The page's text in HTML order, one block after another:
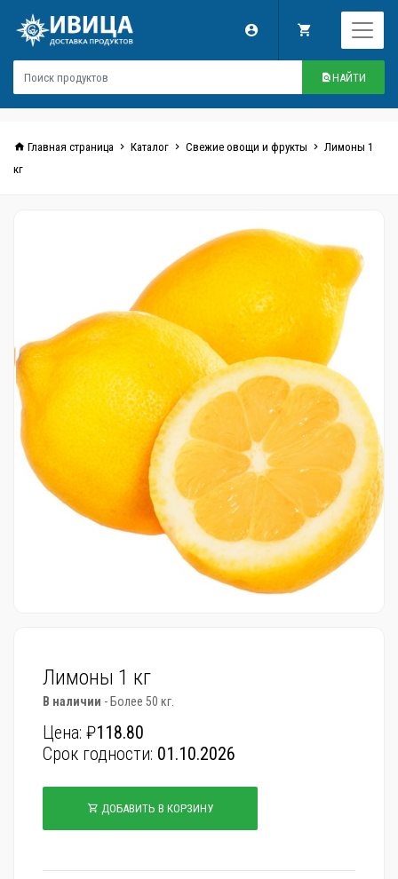
НАЙТИ
Главная страница Каталог Свежие овощи и фрукты
Лимоны 1
кг
Лимоны 1 кг
В наличии - Более 50 кг.
Цена: ₽118.80
Срок годности: 01.10.2026
ДОБАВИТЬ В КОРЗИНУ